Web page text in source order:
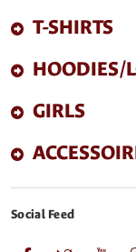
T-SHIRTS
HOODIES/
GIRLS
Social Feed